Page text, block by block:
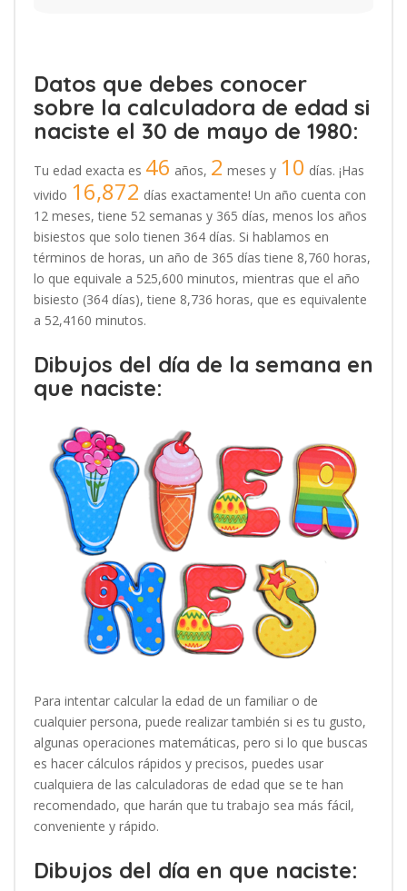
Datos que debes conocer
sobre la calculadora de edad si
naciste el 30 de mayo de 1980:
Tu edad exacta es 46 años, 2 meses y 10 días. ¡Has
vivido 16,872 días exactamente! Un año cuenta con
12 meses, tiene 52 semanas y 365 días, menos los años
bisiestos que solo tienen 364 días. Si hablamos en
términos de horas, un año de 365 días tiene 8,760 horas,
lo que equivale a 525,600 minutos, mientras que el año
bisiesto (364 días), tiene 8,736 horas, que es equivalente
a 52,4160 minutos.
Dibujos del día de la semana en
que naciste:
Para intentar calcular la edad de un familiar o de
cualquier persona, puede realizar también si es tu gusto,
algunas operaciones matemáticas, pero si lo que buscas
es hacer cálculos rápidos y precisos, puedes usar
cualquiera de las calculadoras de edad que se te han
recomendado, que harán que tu trabajo sea más fácil,
conveniente y rápido.
Dibujos del día en que naciste: